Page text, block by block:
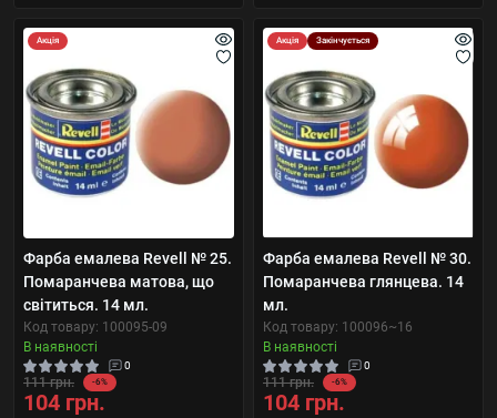
Акція
Фарба емалева Revell № 25.
Помаранчева матова, що
світиться. 14 мл.
Код товару: 100095-09
В наявності
0
111 грн. -6%
104 грн.
Акція Закінчується
Фарба емалева Revell № 30.
Помаранчева глянцева. 14
мл.
Код товару: 100096~16
В наявності
0
111 грн. -6%
104 грн.